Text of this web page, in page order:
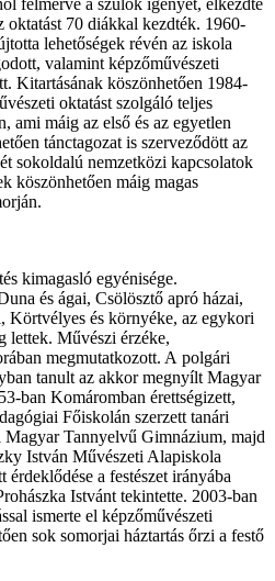
oktatást 70 diákkal kezdték. 1960-
lehetőségek révén az iskola
valamint képzőművészeti
Kitartásának köszönhetően 1984-
oktatást szolgáló teljes
ami máig az első és az egyetlen
tánctagozat is szerveződött az
sokoldalú nemzetközi kapcsolatok
köszönhetően máig magas
kimagasló egyénisége.
és ágai, Csölösztő apró házai,
Körtvélyes és környéke, az egykori
lettek. Művészi érzéke,
megmutatkozott. A polgári
tanult az akkor megnyílt Magyar
ban Komáromban érettségizett,
Főiskolán szerzett tanári
Tannyelvű Gimnázium, majd
István Művészeti Alapiskola
érdeklődése a festészet irányába
Istvánt tekintette. 2003-ban
ismerte el képzőművészeti
sok somorjai háztartás őrzi a festő